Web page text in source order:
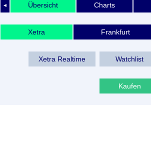
◄ Übersicht Charts
Xetra Frankfurt
Xetra Realtime Watchlist
Kaufen